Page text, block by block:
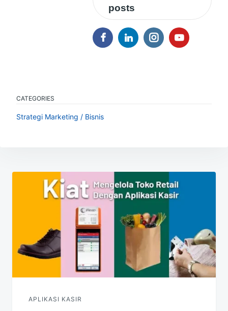
posts
CATEGORIES
Strategi Marketing / Bisnis
APLIKASI KASIR